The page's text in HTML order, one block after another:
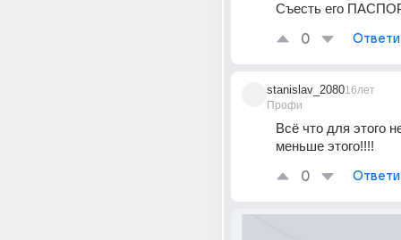
Съесть его
0
stanislav_2080
Профи
16лет
Всё что для этого
меньше этого!!!!
0